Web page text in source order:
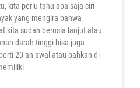
kita perlu tahu apa saja ciri-
yang mengira bahwa
kita sudah berusia lanjut atau
darah tinggi bisa juga
20-an awal atau bahkan di